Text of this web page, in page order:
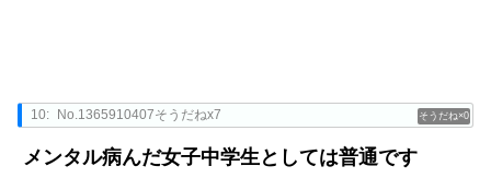
0
10: No.1365910407そうだねx7
メンタル病んだ女子中学生としては普通です